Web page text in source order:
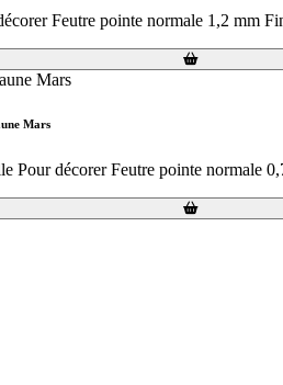
Feutre pointe normale 1,2 mm
Mars
Pour décorer Feutre pointe normale